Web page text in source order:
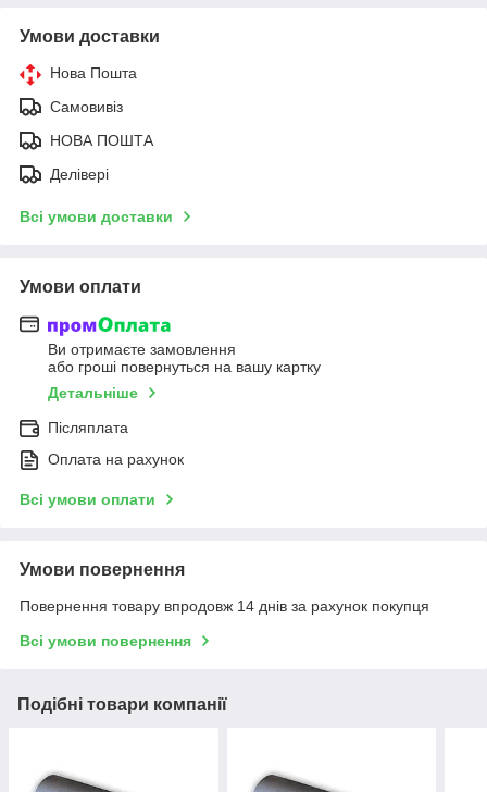
Умови доставки
Нова Пошта
Самовивіз
НОВА ПОШТА
Делівері
Всі умови доставки
Умови оплати
Ви отримаєте замовлення
або гроші повернуться на вашу картку
Детальніше
Післяплата
Оплата на рахунок
Всі умови оплати
Умови повернення
Повернення товару впродовж 14 днів за рахунок покупця
Всі умови повернення
Подібні товари компанії